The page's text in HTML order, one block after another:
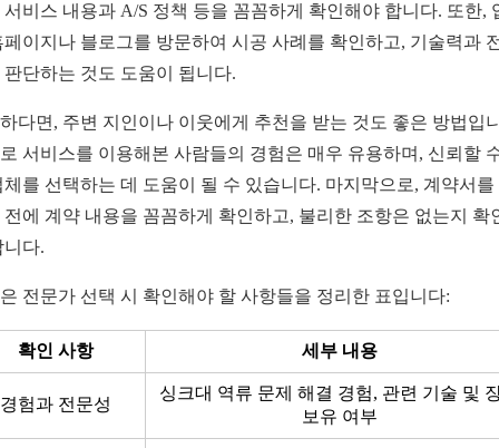
서비스 내용과 A/S 정책 등을 꼼꼼하게 확인해야 합니다. 또한,
페이지나 블로그를 방문하여 시공 사례를 확인하고, 기술력과
판단하는 것도 도움이 됩니다.
다면, 주변 지인이나 이웃에게 추천을 받는 것도 좋은 방법입
서비스를 이용해본 사람들의 경험은 매우 유용하며, 신뢰할
체를 선택하는 데 도움이 될 수 있습니다. 마지막으로, 계약서를
전에 계약 내용을 꼼꼼하게 확인하고, 불리한 조항은 없는지 확
니다.
전문가 선택 시 확인해야 할 사항들을 정리한 표입니다:
확인 사항 세부 내용
경험과 전문성
싱크대 역류 문제 해결 경험, 관련 기술 및
보유 여부